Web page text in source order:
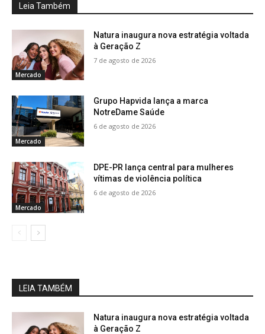
Leia Também
Mercado
Natura inaugura nova estratégia voltada
à Geração Z
7 de agosto de 2026
Mercado
Grupo Hapvida lança a marca
NotreDame Saúde
6 de agosto de 2026
Mercado
DPE-PR lança central para mulheres
vítimas de violência política
6 de agosto de 2026
LEIA TAMBÉM
Natura inaugura nova estratégia voltada
à Geração Z